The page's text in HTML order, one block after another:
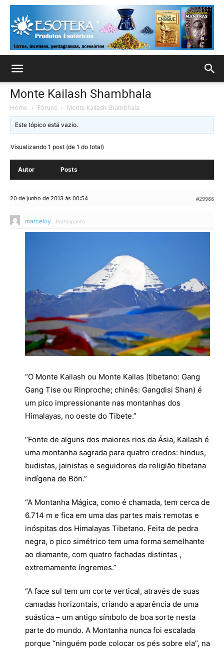
Monte Kailash Shambhala
Home › Fóruns › Monte Kailash Shambhala
Este tópico está vazio.
Visualizando 1 post (de 1 do total)
Autor Posts
20 de junho de 2013 às 00:54 #29966
marceloy Participante
“O Monte Kailash ou Monte Kailas (tibetano: Gang
Gang Tise ou Rinproche; chinês: Gangdisi Shan) é
um pico impressionante nas montanhas dos
Himalayas, no oeste do Tibete.”
“Fonte de alguns dos maiores rios da Ásia, Kailash é
uma montanha sagrada para quatro credos: hindus,
budistas, jainistas e seguidores da religião tibetana
indígena de Bön.”
“A Montanha Mágica, como é chamada, tem cerca de
6.714 m e fica em uma das partes mais remotas e
inóspitas dos Himalayas Tibetano. Feita de pedra
negra, o pico simétrico tem uma forma semelhante
ao diamante, com quatro fachadas distintas ,
extremamente íngremes.”
“A face sul tem um corte vertical, através de suas
camadas horizontais, criando a aparência de uma
suástica – um antigo símbolo de boa sorte nesta
parte do mundo. A Montanha nunca foi escalada
porque “ninguém pode colocar os pés sobre ela”, na